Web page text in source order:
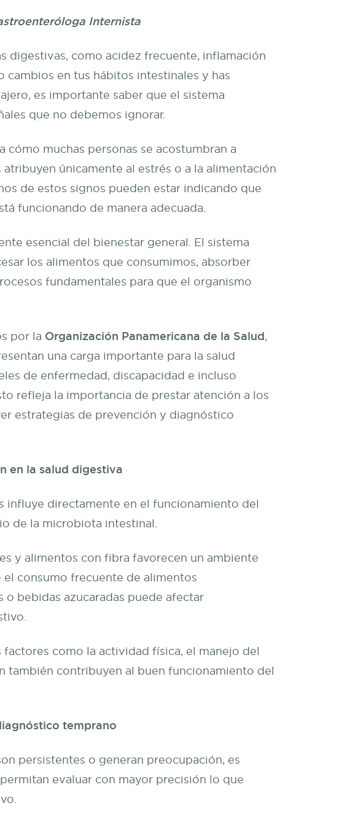
Internista
digestivas, como acidez frecuente, inflamación
cambios en tus hábitos intestinales y has
es importante saber que el sistema
que no debemos ignorar.
cómo muchas personas se acostumbran a
únicamente al estrés o a la alimentación
de estos signos pueden estar indicando que
funcionando de manera adecuada.
esencial del bienestar general. El sistema
los alimentos que consumimos, absorber
fundamentales para que el organismo
por la Organización Panamericana de la Salud,
una carga importante para la salud
de enfermedad, discapacidad e incluso
refleja la importancia de prestar atención a los
estrategias de prevención y diagnóstico
en la salud digestiva
influye directamente en el funcionamiento del
de la microbiota intestinal.
y alimentos con fibra favorecen un ambiente
consumo frecuente de alimentos
o bebidas azucaradas puede afectar
como la actividad física, el manejo del
también contribuyen al buen funcionamiento del
temprano
persistentes o generan preocupación, es
evaluar con mayor precisión lo que